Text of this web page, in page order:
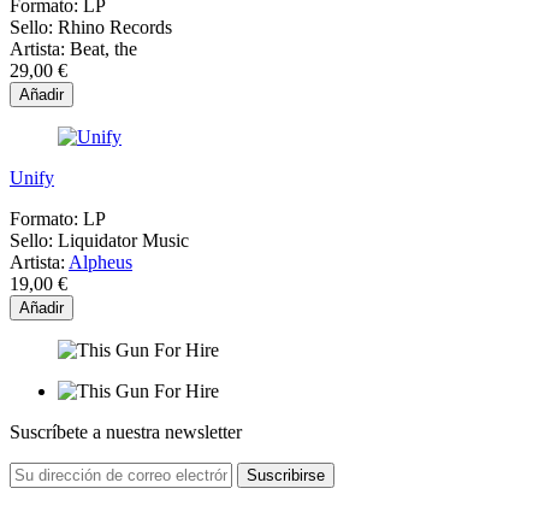
Formato:
LP
Sello: Rhino Records
Artista: Beat, the
29,00 €
Añadir
Unify
Formato: LP
Sello: Liquidator Music
Artista: Alpheus
19,00 €
Añadir
Suscríbete a nuestra newsletter